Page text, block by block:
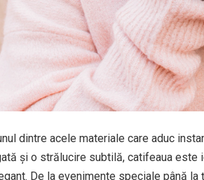
dintre acele materiale care aduc
și o strălucire subtilă, catifeaua este
De la evenimente speciale până